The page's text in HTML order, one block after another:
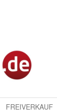
FREIVERKAUF